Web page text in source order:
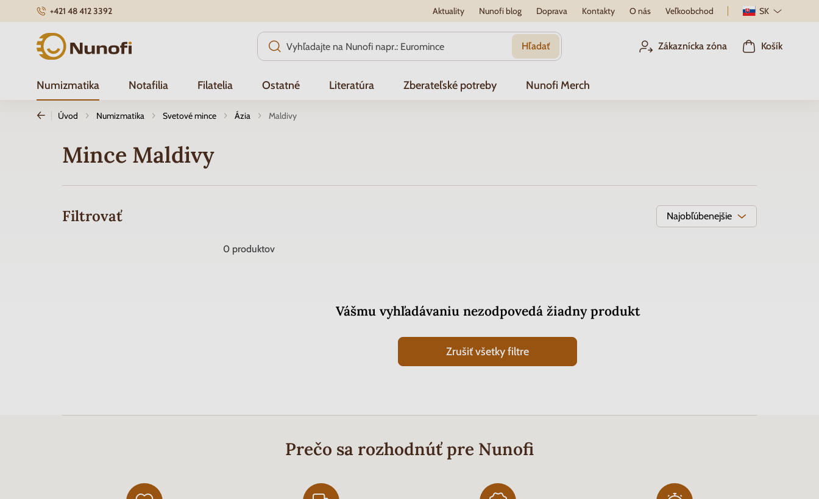
+421 48 412 3392 Aktuality Nunofi blog Doprava Kontakty O nás Veľkoobchod SK
Nunofi.sk Hľadať Zákaznícka zóna Košík
Numizmatika Notafilia Filatelia Ostatné Literatúra Zberateľské potreby Nunofi Merch
Úvod Numizmatika Svetové mince Ázia Maldivy
Mince Maldivy
Filtrovať Najobľúbenejšie
0 produktov
Vášmu vyhľadávaniu nezodpovedá žiadny produkt
Zrušiť všetky filtre
Prečo sa rozhodnúť pre Nunofi